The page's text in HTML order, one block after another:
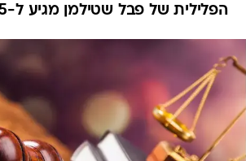
הפלילית של פבל שטילמן מגיע ל-6.5 מיליון שקל